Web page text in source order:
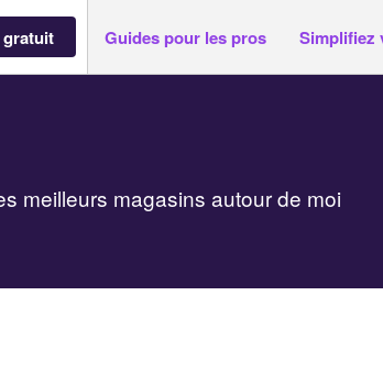
gratuit Guides pour les pros Simplifiez
meilleurs magasins autour de moi